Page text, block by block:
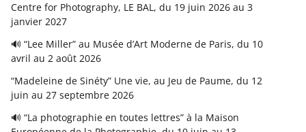
Centre for Photography, LE BAL, du 19 juin 2026 au 3
janvier 2027
🔊 “Lee Miller” au Musée d’Art Moderne de Paris, du 10
avril au 2 août 2026
“Madeleine de Sinéty” Une vie, au Jeu de Paume, du 12
juin au 27 septembre 2026
🔊 “La photographie en toutes lettres” à la Maison